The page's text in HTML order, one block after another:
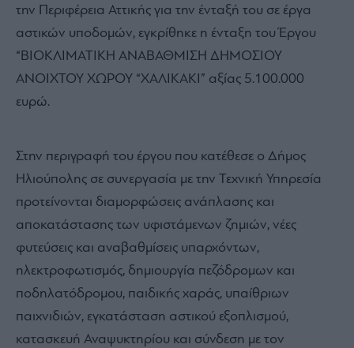
την Περιφέρεια Αττικής για την ένταξή του σε έργα
αστικών υποδομών, εγκρίθηκε η ένταξη του Έργου
“ΒΙΟΚΛΙΜΑΤΙΚΗ ΑΝΑΒΑΘΜΙΣΗ ΔΗΜΟΣΙΟΥ
ΑΝΟΙΧΤΟΥ ΧΩΡΟΥ “ΧΑΛΙΚΑΚΙ” αξίας 5.100.000
ευρώ.
Στην περιγραφή του έργου που κατέθεσε ο Δήμος
Ηλιούπολης σε συνεργασία με την Τεχνική Υπηρεσία
προτείνονται διαμορφώσεις ανάπλασης και
αποκατάστασης των υφιστάμενων ζημιών, νέες
φυτεύσεις και αναβαθμίσεις υπαρχόντων,
ηλεκτροφωτισμός, δημιουργία πεζόδρομων και
ποδηλατόδρομου, παιδικής χαράς, υπαίθριων
παιχνιδιών, εγκατάσταση αστικού εξοπλισμού,
κατασκευή Αναψυκτηρίου και σύνδεση με τον